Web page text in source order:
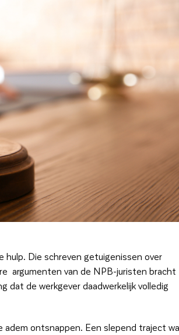
hulp. Die schreven getuigenissen over
argumenten van de NPB-juristen bracht
de werkgever daadwerkelijk volledig
ontsnappen. Een slepend traject